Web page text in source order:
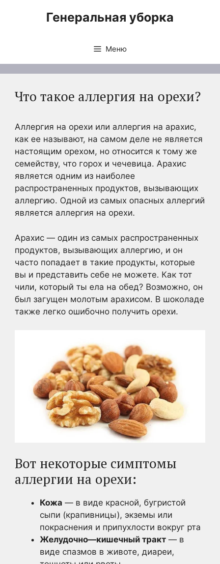
Генеральная уборка
Меню
Что такое аллергия на орехи?
Аллергия на орехи или аллергия на арахис,
как ее называют, на самом деле не является
настоящим орехом, но относится к тому же
семейству, что горох и чечевица. Арахис
является одним из наиболее
распространенных продуктов, вызывающих
аллергию. Одной из самых опасных аллергий
является аллергия на орехи.
Арахис — один из самых распространенных
продуктов, вызывающих аллергию, и он
часто попадает в такие продукты, которые
вы и представить себе не можете. Как тот
чили, который ты ела на обед? Возможно, он
был загущен молотым арахисом. В шоколаде
также легко ошибочно получить орехи.
Вот некоторые симптомы
аллергии на орехи:
Кожа — в виде красной, бугристой
сыпи (крапивницы), экземы или
покраснения и припухлости вокруг рта
Желудочно—кишечный тракт — в
виде спазмов в животе, диареи,